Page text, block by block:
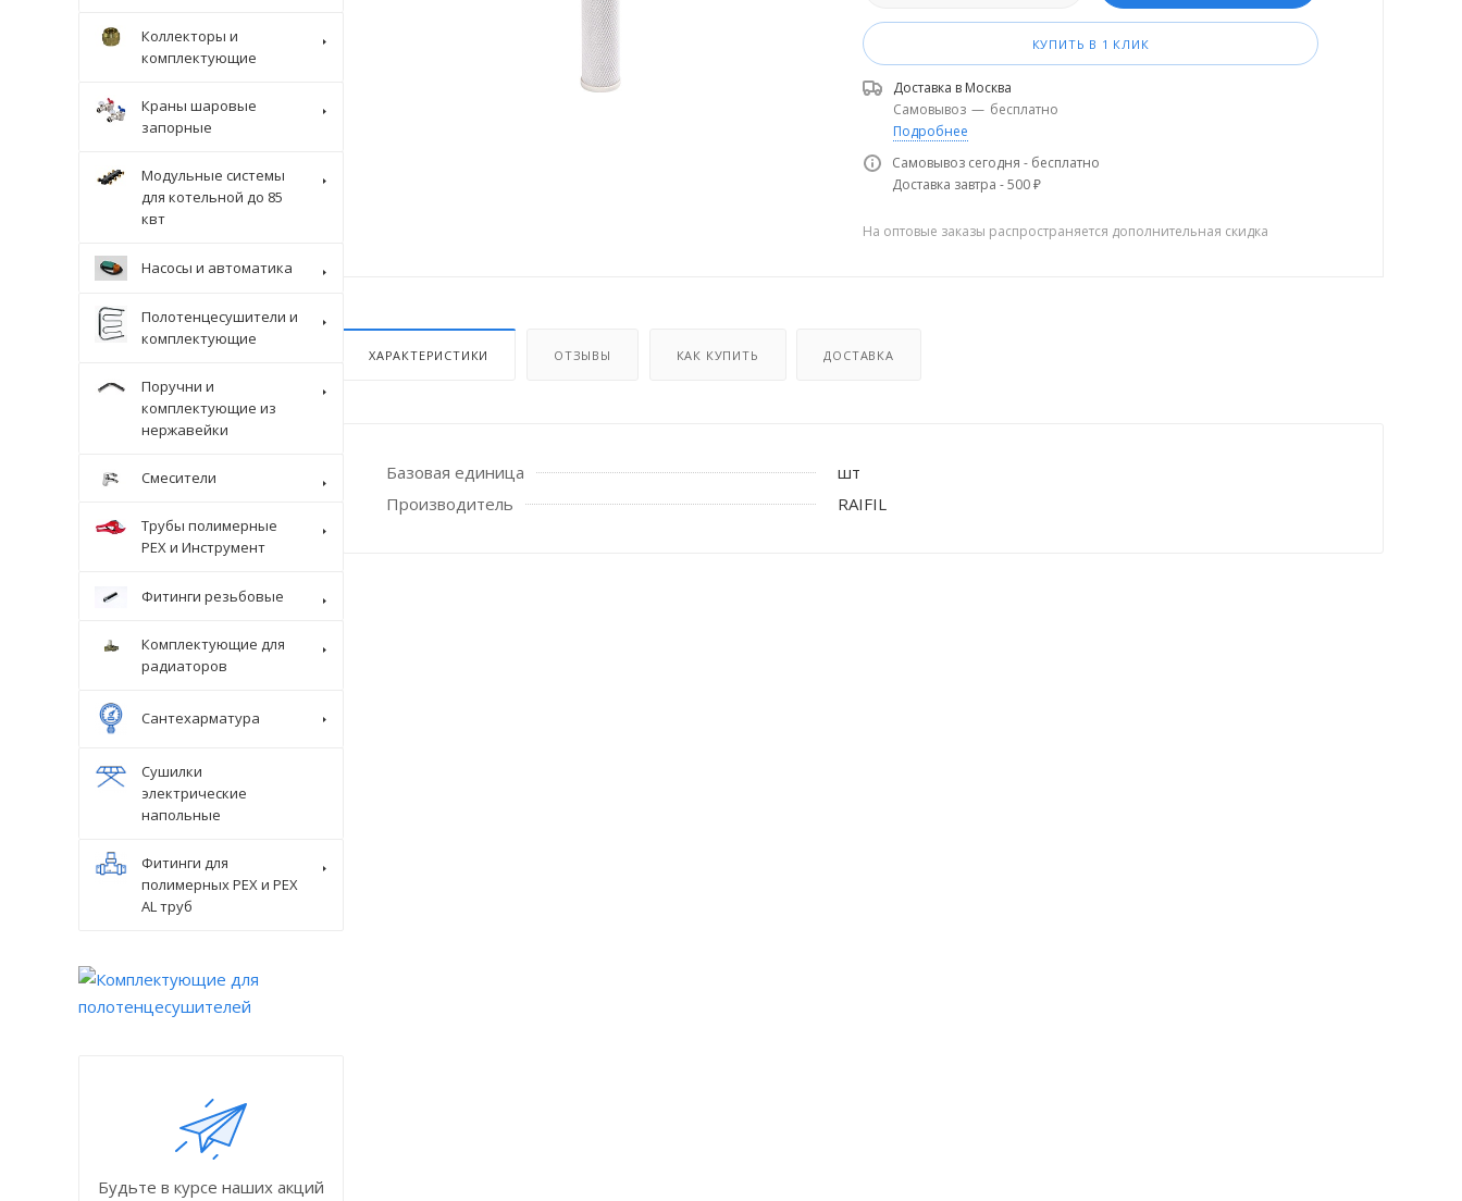
КУПИТЬ В 1 КЛИК
Доставка в Москва
Самовывоз — бесплатно
Подробнее
Самовывоз сегодня - бесплатно
Доставка завтра - 500 ₽
На оптовые заказы распространяется дополнительная скидка
ХАРАКТЕРИСТИКИ ОТЗЫВЫ КАК КУПИТЬ ДОСТАВКА
Базовая единица
шт
Производитель
RAIFIL
Коллекторы и
комплектующие
Краны шаровые
запорные
Модульные системы
для котельной до 85
квт
Насосы и автоматика
Полотенцесушители и
комплектующие
Поручни и
комплектующие из
нержавейки
Смесители
Трубы полимерные
PEX и Инструмент
Фитинги резьбовые
Комплектующие для
радиаторов
Сантехарматура
Сушилки
электрические
напольные
Фитинги для
полимерных PEX и PEX
AL труб
Будьте в курсе наших акций